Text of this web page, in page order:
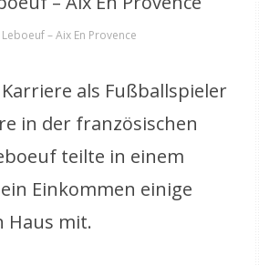
– Aix En Provence
als Fußballspieler
in der französischen
teilte in einem
Einkommen einige
Haus mit.